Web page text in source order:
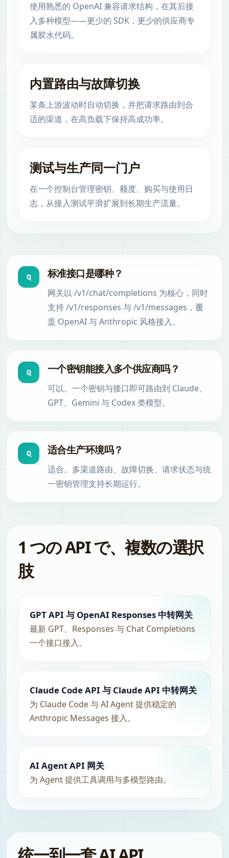
使用熟悉的 OpenAI 兼容请求结构，在其后接
入多种模型——更少的 SDK，更少的供应商专
属胶水代码。
内置路由与故障切换
某条上游波动时自动切换，并把请求路由到合
适的渠道，在高负载下保持高成功率。
测试与生产同一门户
在一个控制台管理密钥、额度、购买与使用日
志，从接入测试平滑扩展到长期生产流量。
Q 标准接口是哪种？
网关以 /v1/chat/completions 为核心，同时
支持 /v1/responses 与 /v1/messages，覆
盖 OpenAI 与 Anthropic 风格接入。
Q 一个密钥能接入多个供应商吗？
可以。一个密钥与接口即可路由到 Claude、
GPT、Gemini 与 Codex 类模型。
Q 适合生产环境吗？
适合。多渠道路由、故障切换、请求状态与统
一密钥管理支持长期运行。
1 つの API で、複数の選択
肢
GPT API 与 OpenAI Responses 中转网关
最新 GPT、Responses 与 Chat Completions
一个接口接入。
Claude Code API 与 Claude API 中转网关
为 Claude Code 与 AI Agent 提供稳定的
Anthropic Messages 接入。
AI Agent API 网关
为 Agent 提供工具调用与多模型路由。